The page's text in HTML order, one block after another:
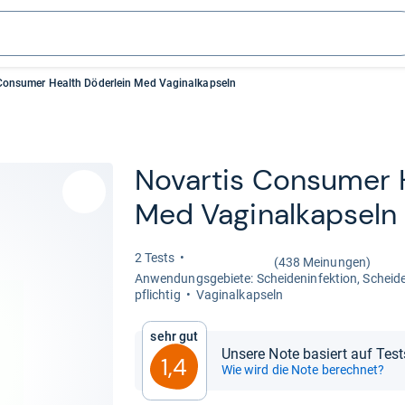
Health Döderlein Med Vaginalkapseln
Novar­tis Con­su­mer
Med Vagi­nal­kap­seln
2 Tests
(438 Meinungen)
Anwen­dungs­ge­biete: Schei­den­in­fek­tion,
pflich­tig
Vagi­nal­kap­seln
Sehr gut
1,4 Unsere Note basiert auf
Wie wird die Note berechnet?